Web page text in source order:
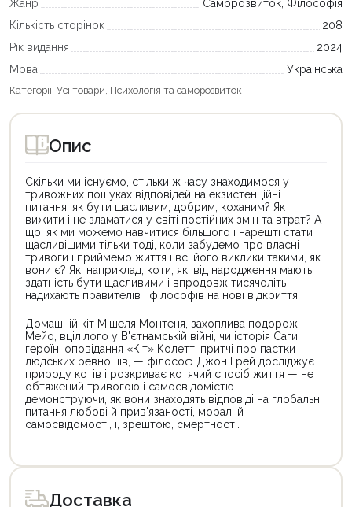
Жанр
Саморозвиток, Філософія
Кількість сторінок
208
Рік видання
2024
Мова
Українська
Категорії: Усі товари Психологія та саморозвиток
Опис
Скільки ми існуємо, стільки ж часу знаходимося у
тривожних пошуках відповідей на екзистенційні
питання: як бути щасливим, добрим, коханим? Як
вижити і не зламатися у світі постійних змін та втрат? А
що, як ми можемо навчитися більшого і нарешті стати
щасливішими тільки тоді, коли забудемо про власні
тривоги і приймемо життя і всі його виклики такими, як
вони є? Як, наприклад, коти, які від народження мають
здатність бути щасливими і впродовж тисячоліть
надихають правителів і філософів на нові відкриття.
Домашній кіт Мішеля Монтеня, захоплива подорож
Мейо, вцілілого у В'єтнамській війні, чи історія Саги,
героїні оповідання «Кіт» Колетт, притчі про пастки
людських ревнощів, — філософ Джон Грей досліджує
природу котів і розкриває котячий спосіб життя — не
обтяжений тривогою і самосвідомістю —
демонструючи, як вони знаходять відповіді на глобальні
питання любові й прив'язаності, моралі й
самосвідомості, і, зрештою, смертності.
товар
для
покупки
товар
для
покупкиДоставка